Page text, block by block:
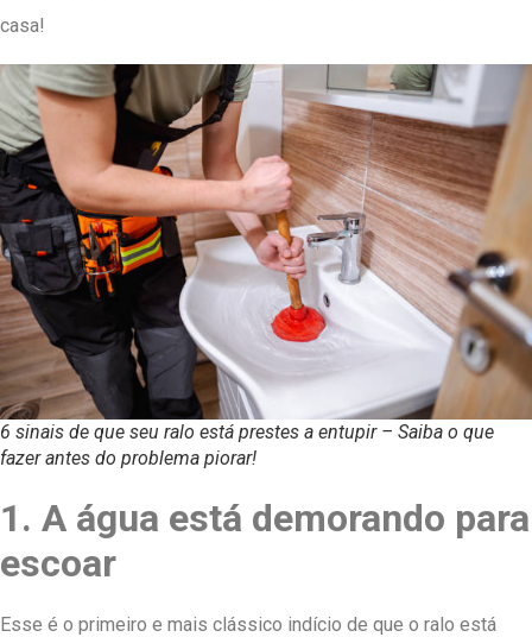
casa!
6 sinais de que seu ralo está prestes a entupir – Saiba o que
fazer antes do problema piorar!
1. A água está demorando para
escoar
Esse é o primeiro e mais clássico indício de que o ralo está